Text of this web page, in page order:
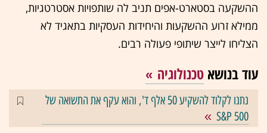
ההשקעה בסטארט-אפים תניב לה שותפויות אסטרטגיות,
ממילא זרוע ההשקעות והיחידות העסקיות בתאגיד לא
הצליחו לייצר שיתופי פעולה רבים.
עוד בנושא טכנולוגיה
נתנו לקלוד להשקיע 50 אלף ד', והוא עקף את התשואה של
S&P 500